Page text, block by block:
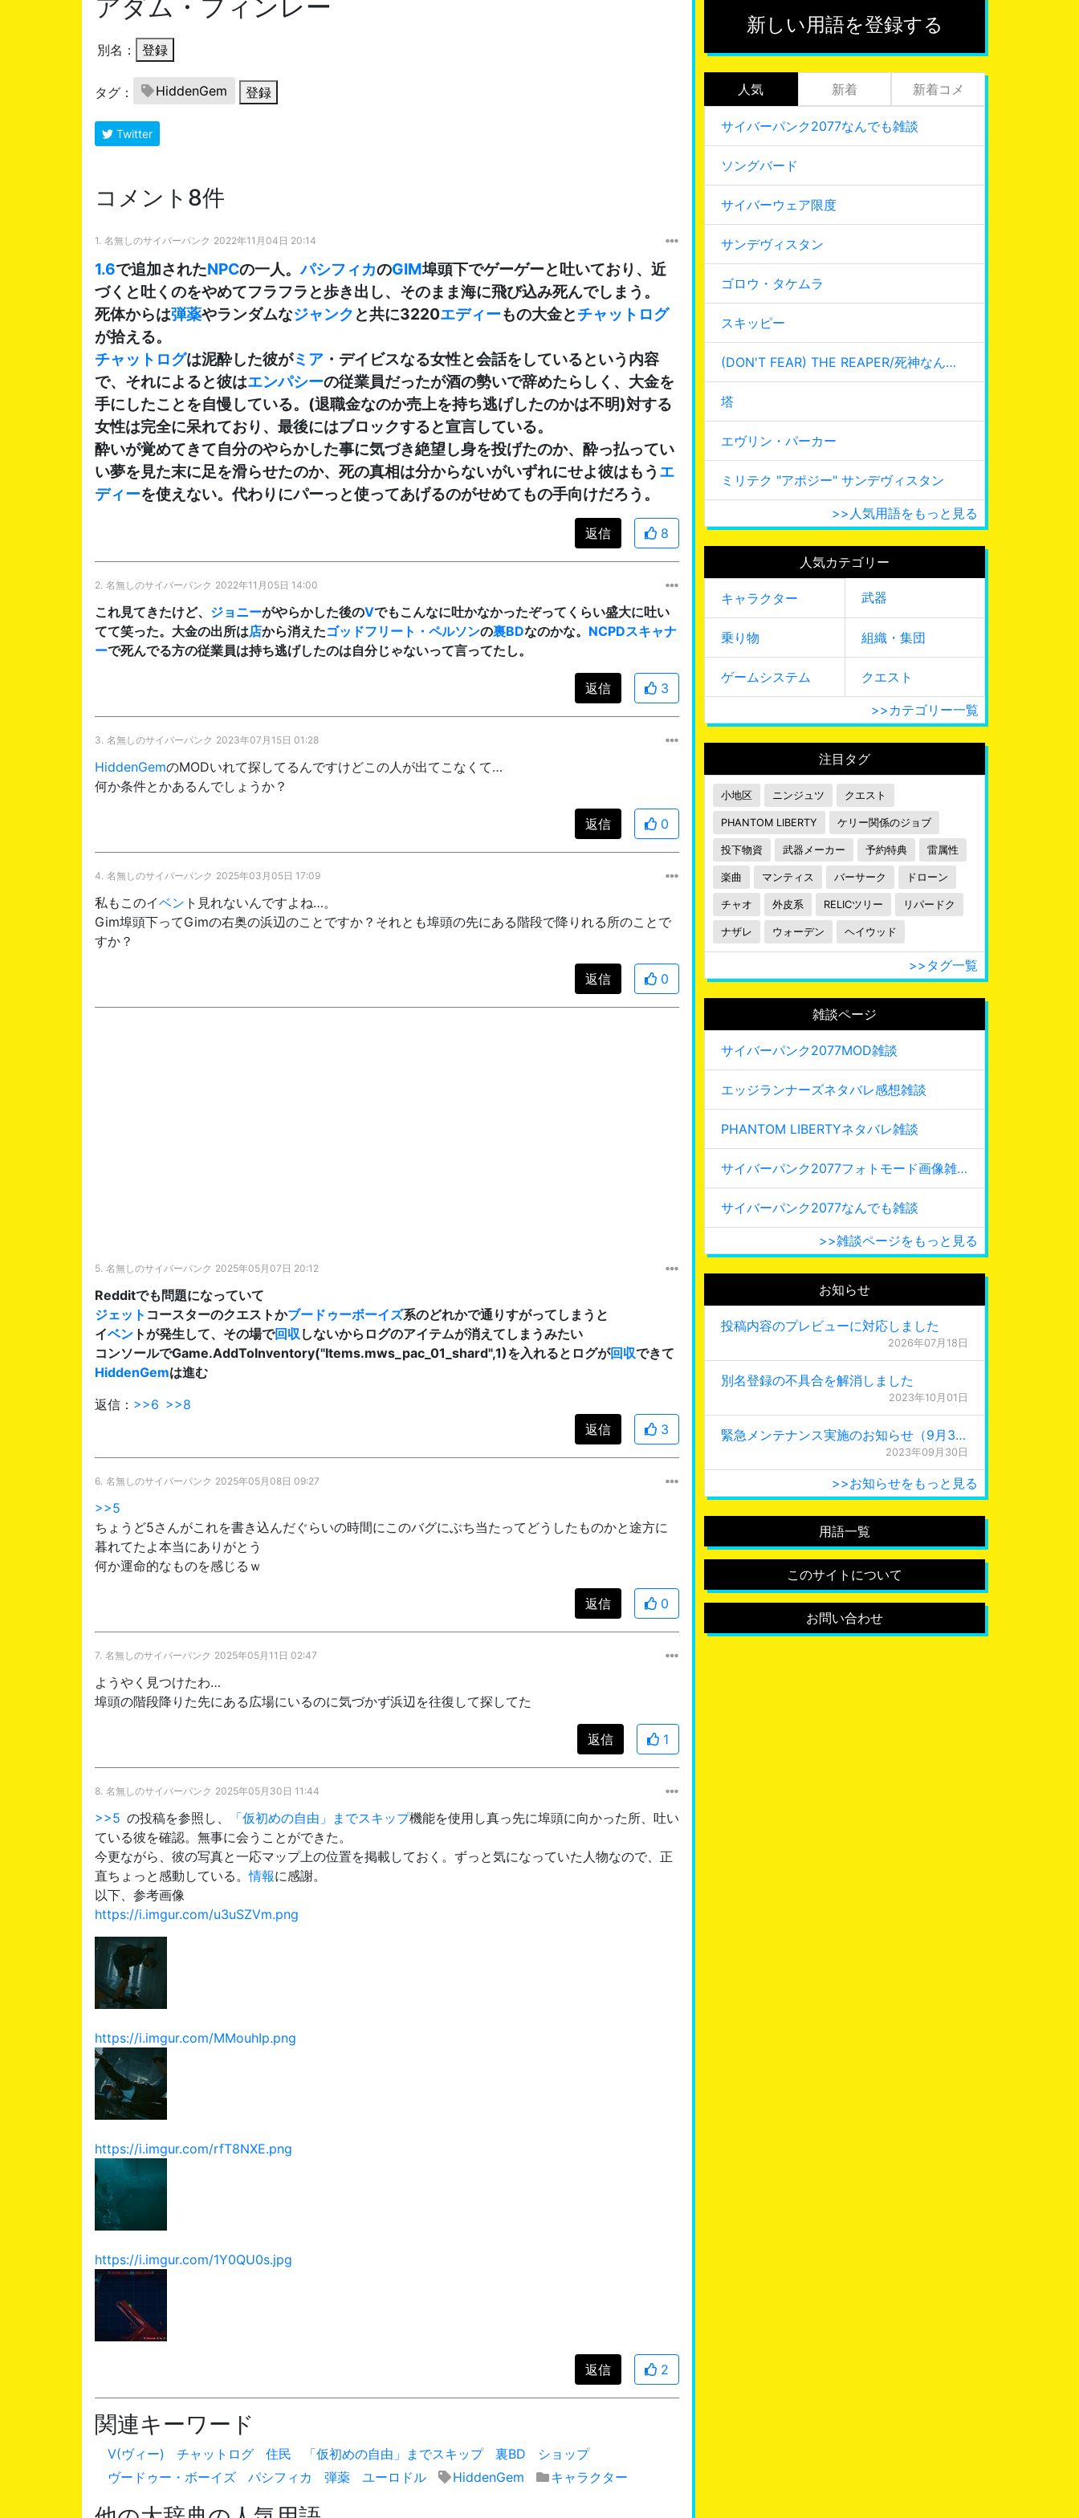
アダム・フィンレー
別名： 登録
タグ： HiddenGem 登録
Twitter
コメント8件
1. 名無しのサイバーパンク 2022年11月04日 20:14
1.6で追加されたNPCの一人。パシフィカのGIM埠頭下でゲーゲーと吐いており、近
づくと吐くのをやめてフラフラと歩き出し、そのまま海に飛び込み死んでしまう。
死体からは弾薬やランダムなジャンク と共に3220エディーもの大金とチャットログ
が拾える。
チャットログは泥酔した彼がミア ・デイビスなる女性と会話をしているという内容
で、それによると彼はエンパシーの従業員だったが酒の勢いで辞めたらしく、大金を
手にしたことを自慢している。(退職金なのか売上を持ち逃げしたのかは不明)対する
女性は完全に呆れており、最後にはブロックすると宣言している。
酔いが覚めてきて自分のやらかした事に気づき絶望し身を投げたのか、酔っ払ってい
い夢を見た末に足を滑らせたのか、死の真相は分からないがいずれにせよ彼はもう エ
ディーを使えない。代わりにパーっと使ってあげるのがせめてもの手向けだろう。
返信 8
2. 名無しのサイバーパンク 2022年11月05日 14:00
これ見てきたけど、 ジョニーがやらかした後のVでもこんなに吐かなかったぞってくらい盛大に吐い
てて笑った。大金の出所は店から消えたゴッドフリート・ペルソンの裏BDなのかな。 NCPDスキャナ
ーで死んでる方の従業員は持ち逃げしたのは自分じゃないって言ってたし。
返信 3
3. 名無しのサイバーパンク 2023年07月15日 01:28
HiddenGemのMODいれて探してるんですけどこの人が出てこなくて…
何か条件とかあるんでしょうか？
返信 0
4. 名無しのサイバーパンク 2025年03月05日 17:09
私もこのイベン ト見れないんですよね…。
Gim埠頭下ってGimの右奥の浜辺のことですか？それとも埠頭の先にある階段で降りれる所のことで
すか？
返信 0
5. 名無しのサイバーパンク 2025年05月07日 20:12
Redditでも問題になっていて
ジェット コースターのクエストかブードゥーボーイズ系のどれかで通りすがってしまうと
イベン トが発生して、その場で回収 しないからログのアイテムが消えてしまうみたい
コンソールでGame.AddToInventory("Items.mws_pac_01_shard",1)を入れるとログが回収できて
HiddenGemは進む
返信： >>6 >>8
返信
3
6. 名無しのサイバーパンク 2025年05月08日 09:27
>>5
ちょうど5さんがこれを書き込んだぐらいの時間にこのバグにぶち当たってどうしたものかと途方に
暮れてたよ本当にありがとう
何か運命的なものを感じるｗ
返信 0
7. 名無しのサイバーパンク 2025年05月11日 02:47
ようやく見つけたわ…
埠頭の階段降りた先にある広場にいるのに気づかず浜辺を往復して探してた
返信 1
8. 名無しのサイバーパンク 2025年05月30日 11:44
>>5 の投稿を参照し、 「仮初めの自由」までスキップ機能を使用し真っ先に埠頭に向かった所、吐い
ている彼を確認。無事に会うことができた。
今更ながら、彼の写真と一応マップ上の位置を掲載しておく。ずっと気になっていた人物なので、正
直ちょっと感動している。情報に感謝。
以下、参考画像
https://i.imgur.com/u3uSZVm.png
https://i.imgur.com/MMouhIp.png
https://i.imgur.com/rfT8NXE.png
https://i.imgur.com/1Y0QU0s.jpg
返信 2
関連キーワード
V(ヴィー) チャットログ 住民 「仮初めの自由」までスキップ 裏BD
ショップ
ヴードゥー・ボーイズ
パシフィカ 弾薬 ユーロドル HiddenGem キャラクター
新しい用語を登録する
人気 新着 新着コメ
サイバーパンク2077なんでも雑談
ソングバード
サイバーウェア限度
サンデヴィスタン
ゴロウ・タケムラ
スキッピー
(DON'T FEAR) THE REAPER/死神なんて怖くない
塔
エヴリン・パーカー
ミリテク "アポジー" サンデヴィスタン
>>人気用語をもっと見る
人気カテゴリー
キャラクター 武器
乗り物 組織・集団
ゲームシステム クエスト
>>カテゴリー一覧
注目タグ
小地区 ニンジュツ クエスト
PHANTOM LIBERTY ケリー関係のジョブ
投下物資 武器メーカー 予約特典 雷属性
楽曲 マンティス バーサーク ドローン
チャオ 外皮系 RELICツリー リパードク
ナザレ ウォーデン ヘイウッド
>>タグ一覧
雑談ページ
サイバーパンク2077MOD雑談
エッジランナーズネタバレ感想雑談
PHANTOM LIBERTYネタバレ雑談
サイバーパンク2077フォトモード画像雑談
サイバーパンク2077なんでも雑談
>>雑談ページをもっと見る
お知らせ
投稿内容のプレビューに対応しました
2026年07月18日
別名登録の不具合を解消しました
2023年10月01日
緊急メンテナンス実施のお知らせ（9月30日 0:15更新）
2023年09月30日
>>お知らせをもっと見る
用語一覧
このサイトについて
お問い合わせ